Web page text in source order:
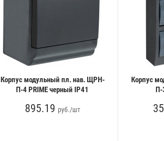
Корпус модульный пл. нав. ЩРН-
П-4 PRIME черный IP41
895.19 руб./шт
Корпус
П-